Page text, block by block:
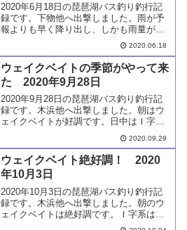
2020年6月18日の琵琶湖バス釣り釣行記
録です。下物他へ出撃しました。雨が予
報よりも早く降り出し、しかも雨量が多
く、またしても不十分な雨対策で寒さに
震えることになりました。雨パワーもあ
りましたが、雨にやられてます。
2020.06.18
ウェイクベイトの季節がやって来
た 2020年9月28日
2020年9月28日の琵琶湖バス釣り釣行記
録です。木浜他へ出撃しました。朝はウ
ェイクベイトが好調です。日中はＩ字系
とミドストで小バスがポツポツと釣れて
います。サイズアップと新しいエリアの
開拓に苦戦しています。
2020.09.29
ウェイクベイト絶好調！ 2020
年10月3日
2020年10月3日の琵琶湖バス釣り釣行記
録です。木浜他へ出撃しました。朝のウ
ェイクベイトは絶好調です。Ｉ字系は不
発、ミドストは小バス限定となりまし